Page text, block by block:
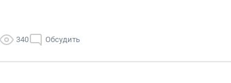
340 Обсудить